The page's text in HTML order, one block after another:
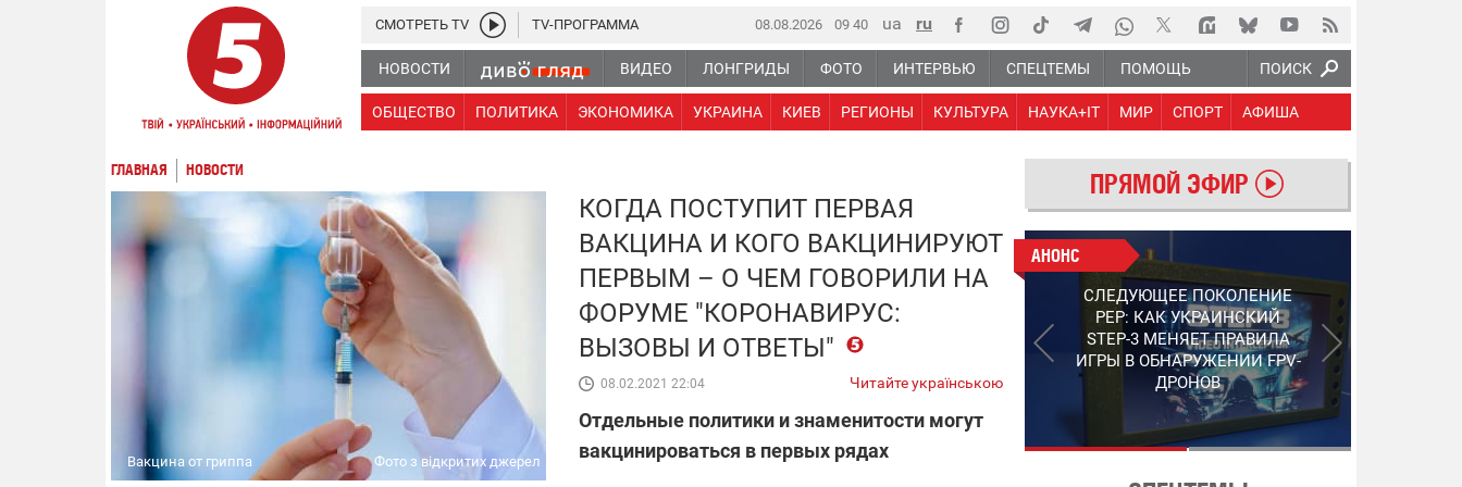
ПОИСК
08.08.2026 09 40
НОВОСТИ ВИДЕО ЛОНГРИДЫ ФОТО ИНТЕРВЬЮ СПЕЦТЕМЫ ПОМОЩЬ
ОБЩЕСТВО ПОЛИТИКА ЭКОНОМИКА УКРАИНА КИЕВ РЕГИОНЫ КУЛЬТУРА НАУКА+IT МИР СПОРТ АФИША
СМОТРЕТЬ TV TV-ПРОГРАММА
ГЛАВНАЯ НОВОСТИ
Вакцина от гриппа Фото з відкритих джерел
КОГДА ПОСТУПИТ ПЕРВАЯ
ВАКЦИНА И КОГО ВАКЦИНИРУЮТ
ПЕРВЫМ – О ЧЕМ ГОВОРИЛИ НА
ФОРУМЕ "КОРОНАВИРУС:
ВЫЗОВЫ И ОТВЕТЫ"
08.02.2021 22:04 Читайте українською
Отдельные политики и знаменитости могут
вакцинироваться в первых рядах
ПРЯМОЙ ЭФИР
АНОНС
СЛЕДУЮЩЕЕ ПОКОЛЕНИЕ
PEP: КАК УКРАИНСКИЙ
STEP-3 МЕНЯЕТ ПРАВИЛА
ИГРЫ В ОБНАРУЖЕНИИ FPV-
ДРОНОВ
АНОНС
РАБОТАЮТ НА ПЕРЕДОВОЙ:
ПОДДЕРЖИТЕ ВОЕНКОРОВ
"5 КАНАЛА", КОТОРЫЕ
СНИМАЮТ НА САМЫХ
ГОРЯЧИХ НАПРАВЛЕНИЯХ
ФРОНТА